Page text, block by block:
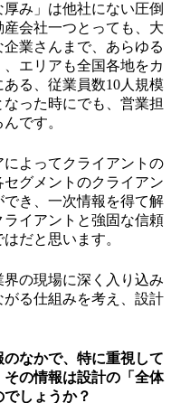
み」は他社にない圧倒
会社一つとっても、大
業さんまで、あらゆる
エリアも全国各地をカ
る、従業員数10人規模
った時にでも、営業担
です。
よってクライアントの
グメントのクライアン
でき、一次情報を得て解
イアントと強固な信頼
だと思います。
の現場に深く入り込み
る仕組みを考え、設計
なかで、特に重視して
の情報は設計の「全体
しょうか？